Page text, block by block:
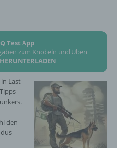
Test App
zum Knobeln und Üben
in Last
den